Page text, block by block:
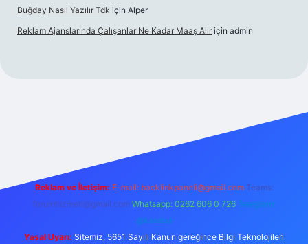
Buğday Nasıl Yazılır Tdk için Alper
Reklam Ajanslarında Çalışanlar Ne Kadar Maaş Alır için admin
Reklam ve İletişim: E-mail: backlinkpaneli@gmail.com Teams:
forumhizmeti@gmail.com Whatsapp: 0262 606 0 726 Telegram:
@karabul
Yasal Uyarı: Sitemiz, 5651 Sayılı Kanun gereğince Bilgi Teknolojileri